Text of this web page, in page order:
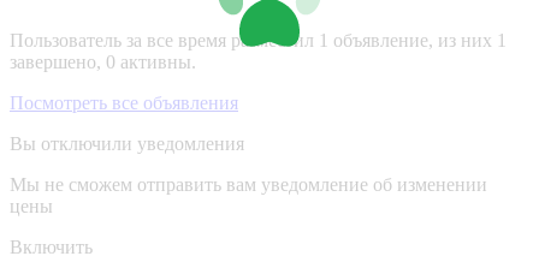
Пользователь за все время разместил 1 объявление, из них 1
завершено, 0 активны.
Посмотреть все объявления
Вы отключили уведомления
Мы не сможем отправить вам уведомление об изменении
цены
Включить